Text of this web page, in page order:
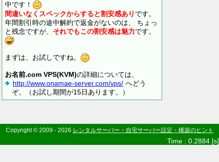
中です！
間違いなくスペックからすると割安感あり です。
年間割引時の途中解約で返金がないのは、 ちょっ
と残念ですが、 それでもこの割安感は魅力です。
まずは、お試しですね。
お名前.com VPS(KVM)の詳細については、
http://www.onamae-server.com/vps/ へどう
ぞ。（お試し期間が15日あります。）
Copyright © 2009 - 2026 レンタルサーバー・自宅サーバー設定・構築のヒント
Time : 0.2884 [s]